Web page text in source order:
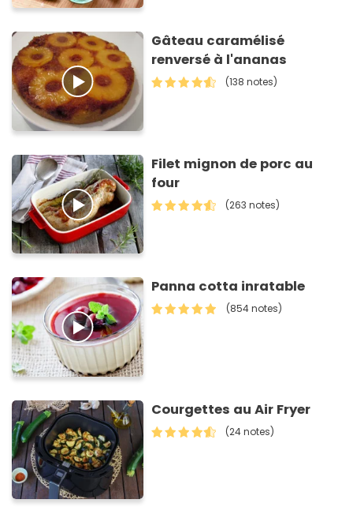
Gâteau caramélisé
renversé à l'ananas
(138 notes)
Filet mignon de porc au
four
(263 notes)
Panna cotta inratable
(854 notes)
Courgettes au Air Fryer
(24 notes)